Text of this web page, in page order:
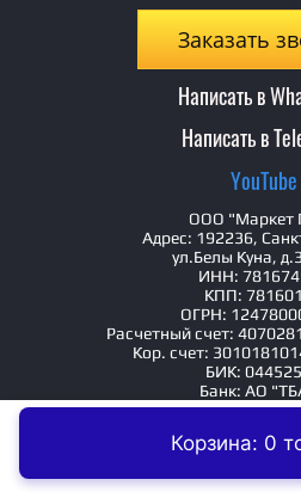
Заказать
Написать в
Написать в
YouTube
ООО "Маркет
Адрес: 192236,
ул.Белы Куна,
ИНН:
КПП:
ОГРН:
Расчетный счет:
Кор. счет:
БИК:
Банк: АО
Корзина: 0